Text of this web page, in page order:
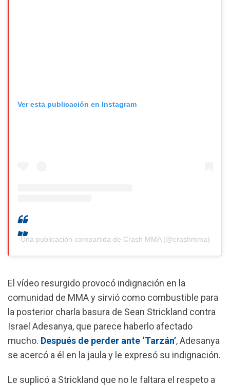
Ver esta publicación en Instagram
Una publicación compartida de Crash MMA (@crashmma)
El vídeo resurgido provocó indignación en la
comunidad de MMA y sirvió como combustible para
la posterior charla basura de Sean Strickland contra
Israel Adesanya, que parece haberlo afectado
mucho. Después de perder ante ‘Tarzán’,Adesanya
se acercó a él en la jaula y le expresó su indignación.
Le suplicó a Strickland que no le faltara el respeto a